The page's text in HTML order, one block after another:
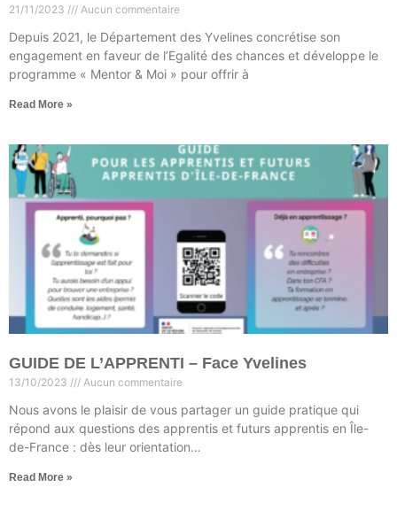
21/11/2023 Aucun commentaire
Depuis 2021, le Département des Yvelines concrétise son
engagement en faveur de l’Egalité des chances et développe le
programme « Mentor & Moi » pour offrir à
Read More »
GUIDE DE L’APPRENTI – Face Yvelines
13/10/2023 Aucun commentaire
Nous avons le plaisir de vous partager un guide pratique qui
répond aux questions des apprentis et futurs apprentis en Île-
de-France : dès leur orientation…
Read More »